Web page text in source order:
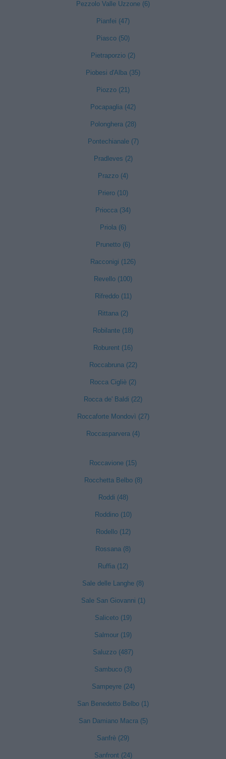
Pezzolo Valle Uzzone (6)
Pianfei (47)
Piasco (50)
Pietraporzio (2)
Piobesi d'Alba (35)
Piozzo (21)
Pocapaglia (42)
Polonghera (28)
Pontechianale (7)
Pradleves (2)
Prazzo (4)
Priero (10)
Priocca (34)
Priola (6)
Prunetto (6)
Racconigi (126)
Revello (100)
Rifreddo (11)
Rittana (2)
Robilante (18)
Roburent (16)
Roccabruna (22)
Rocca Cigliè (2)
Rocca de' Baldi (22)
Roccaforte Mondovì (27)
Roccasparvera (4)
Roccavione (15)
Rocchetta Belbo (8)
Roddi (48)
Roddino (10)
Rodello (12)
Rossana (8)
Ruffia (12)
Sale delle Langhe (8)
Sale San Giovanni (1)
Saliceto (19)
Salmour (19)
Saluzzo (487)
Sambuco (3)
Sampeyre (24)
San Benedetto Belbo (1)
San Damiano Macra (5)
Sanfrè (29)
Sanfront (24)